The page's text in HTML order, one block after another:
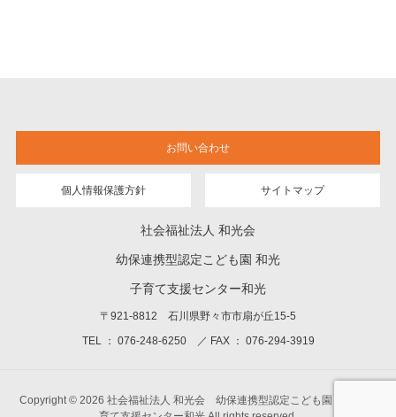
お問い合わせ
個人情報保護方針 サイトマップ
社会福祉法人 和光会
幼保連携型認定こども園 和光
子育て支援センター和光
〒921-8812 石川県野々市市扇が丘15-5
TEL ： 076-248-6250 ／ FAX ： 076-294-3919
Copyright © 2026 社会福祉法人 和光会 幼保連携型認定こども園 和光 子